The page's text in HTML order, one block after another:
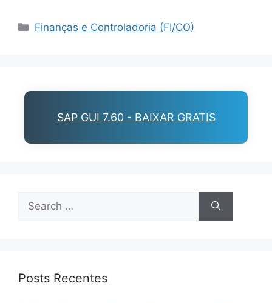
Categories
Finanças e Controladoria (FI/CO)
SAP GUI 7.60 - BAIXAR GRATIS
for:
Posts Recentes